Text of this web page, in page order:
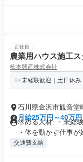
正社員
農業用ハウス施工ス
柿本興産株式会社
未経験歓迎｜土日休
石川県金沢市観音堂
月給25万円～40万円
求める人材: ・未経
・体を動かす仕事が
交通費支給